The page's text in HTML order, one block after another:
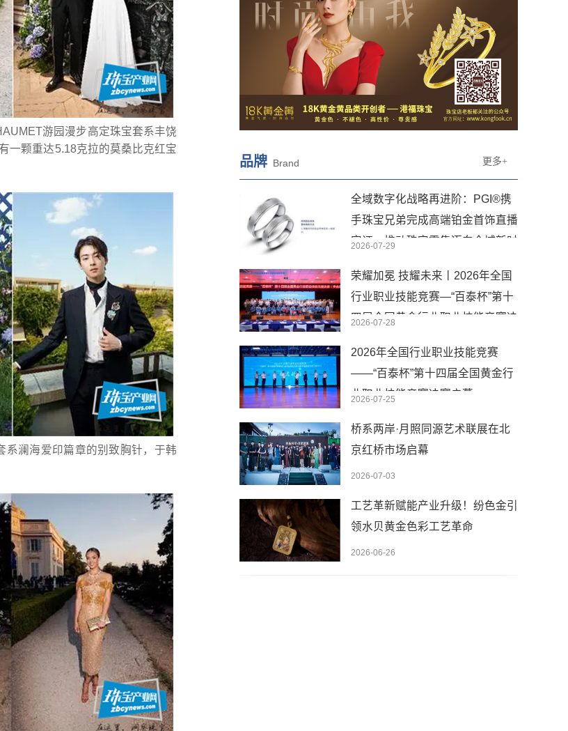
游园漫步高定珠宝套系丰饶
一颗重达5.18克拉的莫桑比克红宝
系澜海爱印篇章的别致胸针，于韩
品牌 Brand 更多+
全域数字化战略再进阶：PGI®携
手珠宝兄弟完成高端铂金首饰直播
实证，推动珠宝零售迈向全域新时
2026-07-29
荣耀加冕 技耀未来丨2026年全国
行业职业技能竞赛—“百泰杯”第十
四届全国黄金行业职业技能竞赛决
2026-07-28
2026年全国行业职业技能竞赛
——“百泰杯”第十四届全国黄金行
业职业技能竞赛决赛启幕
2026-07-25
桥系两岸·月照同源艺术联展在北
京红桥市场启幕
2026-07-03
工艺革新赋能产业升级！纷色金引
领水贝黄金色彩工艺革命
2026-06-26